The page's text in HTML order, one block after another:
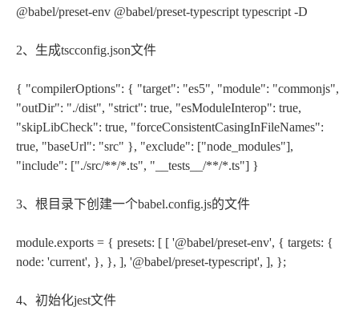
@babel/preset-env @babel/preset-typescript typescript -D
2、生成tscconfig.json文件
{ "compilerOptions": { "target": "es5", "module": "commonjs",
"outDir": "./dist", "strict": true, "esModuleInterop": true,
"skipLibCheck": true, "forceConsistentCasingInFileNames":
true, "baseUrl": "src" }, "exclude": ["node_modules"],
"include": ["./src/**/*.ts", "__tests__/**/*.ts"] }
3、根目录下创建一个babel.config.js的文件
module.exports = { presets: [ [ '@babel/preset-env', { targets: {
node: 'current', }, }, ], '@babel/preset-typescript', ], };
4、初始化jest文件